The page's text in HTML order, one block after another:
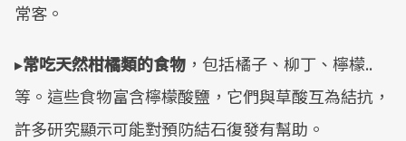
常客。
▸常吃天然柑橘類的食物 ，包括橘子、柳丁、檸檬..
等。這些食物富含檸檬酸鹽，它們與草酸互為結抗，
許多研究顯示可能對預防結石復發有幫助。